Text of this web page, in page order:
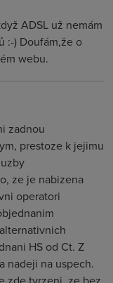
ADSL už nemám
:-) Doufám,že o
webu.
zadnou
prestoze k jejimu
ze je nabizena
operatori
HS od Ct. Z
nadeji na uspech.